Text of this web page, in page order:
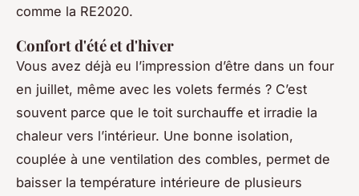
comme la RE2020.
Confort d'été et d'hiver
Vous avez déjà eu l’impression d’être dans un four
en juillet, même avec les volets fermés ? C’est
souvent parce que le toit surchauffe et irradie la
chaleur vers l’intérieur. Une bonne isolation,
couplée à une ventilation des combles, permet de
baisser la température intérieure de plusieurs